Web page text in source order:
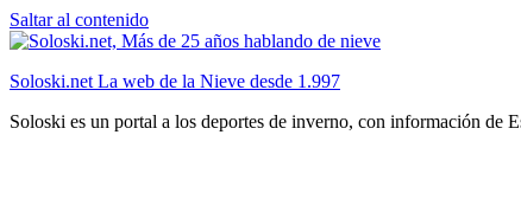
Saltar al contenido
Soloski.net La web de la Nieve desde 1.997
Soloski es un portal a los deportes de inverno, con información de